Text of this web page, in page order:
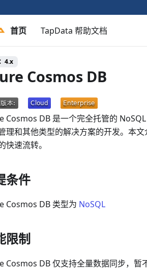
首页 TapData 帮助文档
4.x
Cosmos DB
Cosmos DB 是一个完全托管的
理和其他类型的解决方案的开发。本
快速流转。
条件
Cosmos DB 类型为 NoSQL
限制
Cosmos DB 仅支持全量数据同步，暂